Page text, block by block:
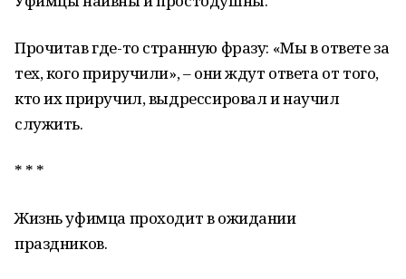
Прочитав где-то странную фразу: «Мы в ответе за
тех, кого приручили», – они ждут ответа от того,
кто их приручил, выдрессировал и научил
служить.
* * *
Жизнь уфимца проходит в ожидании
праздников.